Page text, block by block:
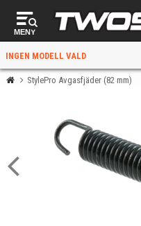
MENY
INGEN MODELL VALD
StylePro Avgasfjäder (82 mm)